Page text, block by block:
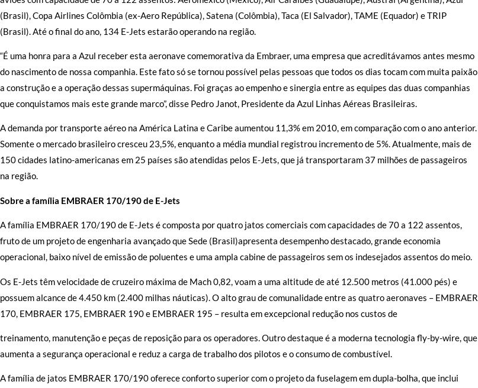
(Brasil), Copa Airlines Colômbia (ex-Aero República), Satena (Colômbia), Taca (El Salvador), TAME (Equador) e TRIP
(Brasil). Até o final do ano, 134 E-Jets estarão operando na região.
“É uma honra para a Azul receber esta aeronave comemorativa da Embraer, uma empresa que acreditávamos antes mesmo
do nascimento de nossa companhia. Este fato só se tornou possível pelas pessoas que todos os dias tocam com muita paixão
a construção e a operação dessas supermáquinas. Foi graças ao empenho e sinergia entre as equipes das duas companhias
que conquistamos mais este grande marco”, disse Pedro Janot, Presidente da Azul Linhas Aéreas Brasileiras.
A demanda por transporte aéreo na América Latina e Caribe aumentou 11,3% em 2010, em comparação com o ano anterior.
Somente o mercado brasileiro cresceu 23,5%, enquanto a média mundial registrou incremento de 5%. Atualmente, mais de
150 cidades latino-americanas em 25 países são atendidas pelos E-Jets, que já transportaram 37 milhões de passageiros
na região.
Sobre a família EMBRAER 170/190 de E-Jets
A família EMBRAER 170/190 de E-Jets é composta por quatro jatos comerciais com capacidades de 70 a 122 assentos,
fruto de um projeto de engenharia avançado que Sede (Brasil)apresenta desempenho destacado, grande economia
operacional, baixo nível de emissão de poluentes e uma ampla cabine de passageiros sem os indesejados assentos do meio.
Os E-Jets têm velocidade de cruzeiro máxima de Mach 0,82, voam a uma altitude de até 12.500 metros (41.000 pés) e
possuem alcance de 4.450 km (2.400 milhas náuticas). O alto grau de comunalidade entre as quatro aeronaves – EMBRAER
170, EMBRAER 175, EMBRAER 190 e EMBRAER 195 – resulta em excepcional redução nos custos de
treinamento, manutenção e peças de reposição para os operadores. Outro destaque é a moderna tecnologia fly-by-wire, que
aumenta a segurança operacional e reduz a carga de trabalho dos pilotos e o consumo de combustível.
A família de jatos EMBRAER 170/190 oferece conforto superior com o projeto da fuselagem em dupla-bolha, que inclui